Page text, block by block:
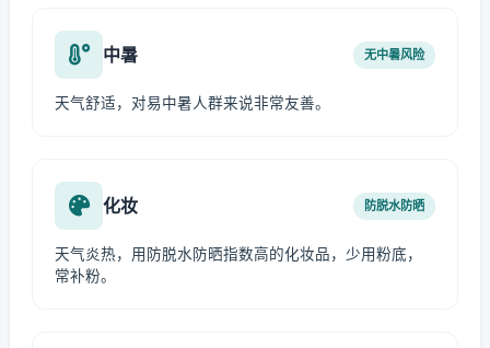
中暑 无中暑风险
天气舒适，对易中暑人群来说非常友善。
化妆 防脱水防晒
天气炎热，用防脱水防晒指数高的化妆品，少用粉底，
常补粉。